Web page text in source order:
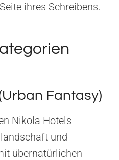
ihres Schreibens.
Fantasy)
Nikola Hotels
und
übernatürlichen